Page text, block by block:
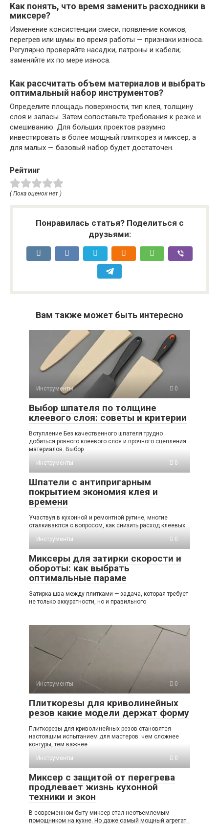
Как понять, что время заменить расходники в
миксере?
Изменение консистенции смеси, появление комков,
перегрев или шумы во время работы — признаки износа.
Регулярно проверяйте насадки, патроны и кабели;
заменяйте их по мере износа.
Как рассчитать объем материалов и выбрать
оптимальный набор инструментов?
Определите площадь поверхности, тип клея, толщину
слоя и запасы. Затем сопоставьте требования к резке и
смешиванию. Для больших проектов разумно
инвестировать в более мощный плиткорез и миксер, а
для малых — базовый набор будет достаточен.
Рейтинг
( Пока оценок нет )
Понравилась статья? Поделиться с
друзьями:
Вам также может быть интересно
Инструменты 0
Выбор шпателя по толщине
клеевого слоя: советы и критерии
Вступление Без качественного шпателя трудно
добиться ровного клеевого слоя и прочного сцепления
материалов. Выбор
Инструменты
0
Шпатели с антипригарным
покрытием экономия клея и
времени
Участвуя в кухонной и ремонтной рутине, многие
сталкиваются с вопросом, как снизить расход клеевых
Инструменты
0
Миксеры для затирки скорости и
обороты: как выбрать
оптимальные параме
Затирка шва между плитками — задача, которая требует
не только аккуратности, но и правильного
Инструменты 0
Плиткорезы для криволинейных
резов какие модели держат форму
Плиткорезы для криволинейных резов становятся
настоящим испытанием для мастеров: чем сложнее
контуры, тем важнее
Инструменты
0
Миксер с защитой от перегрева
продлевает жизнь кухонной
техники и экон
В современном быту миксер стал неотъемлемым
помощником на кухне. Но даже самый мощный агрегат